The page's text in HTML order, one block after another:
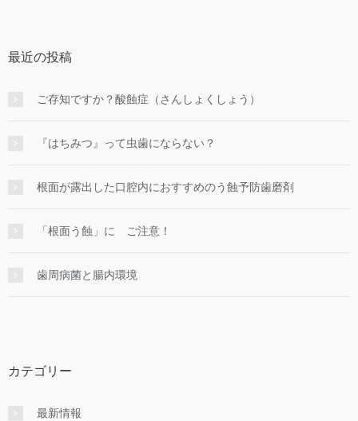
最近の投稿
ご存知ですか？酸蝕症（さんしょくしょう）
『はちみつ』って虫歯にならない？
根面が露出した口腔内におすすめのう蝕予防歯磨剤
「根面う蝕」に ご注意！
歯周病菌と腸内環境
カテゴリー
最新情報